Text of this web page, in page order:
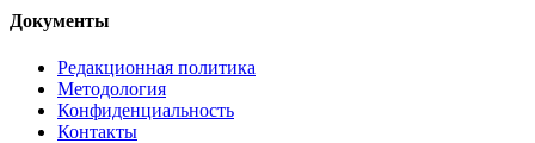
Документы
Редакционная политика
Методология
Конфиденциальность
Контакты